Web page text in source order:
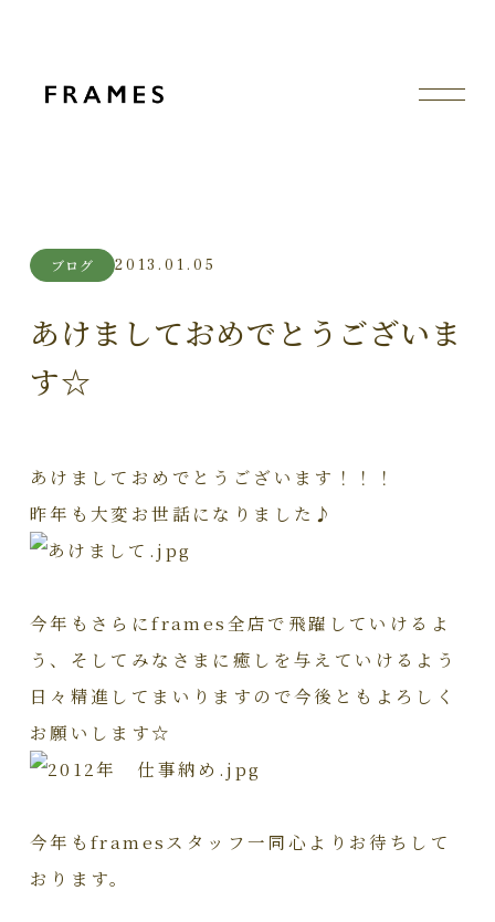
ブログ 2013.01.05
あけましておめでとうございま
す☆
あけましておめでとうございます！！！
昨年も大変お世話になりました♪
今年もさらにframes全店で飛躍していけるよ
う、そしてみなさまに癒しを与えていけるよう
日々精進してまいりますので今後ともよろしく
お願いします☆
今年もframesスタッフ一同心よりお待ちして
おります。